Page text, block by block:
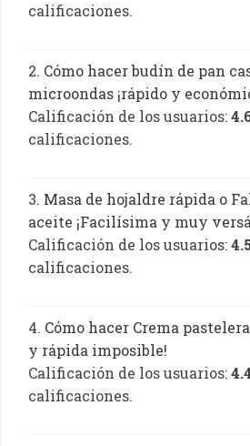
calificaciones.
Cómo hacer budín de pan
microondas ¡rápido y
Calificación de los usuarios:
calificaciones.
Masa de hojaldre rápida o
aceite ¡Facilísima y muy
Calificación de los usuarios:
calificaciones.
Cómo hacer Crema
y rápida imposible!
Calificación de los usuarios:
calificaciones.